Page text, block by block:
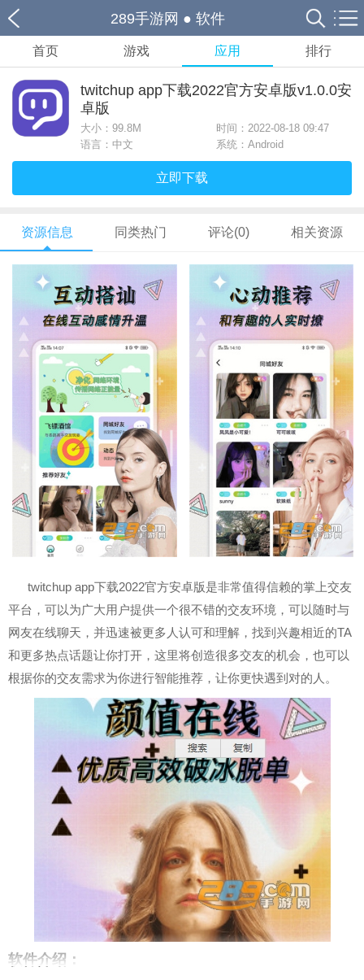
289手游网 ● 软件
首页 游戏 应用 排行
twitchup app下载2022官方安卓版v1.0.0安
卓版
大小： 99.8M
时间：2022-08-18 09:47
语言：中文
系统：Android
立即下载
资源信息 同类热门 评论(0) 相关资源
twitchup app下载2022官方安卓版是非常值得信赖的掌上交友
平台，可以为广大用户提供一个很不错的交友环境，可以随时与
网友在线聊天，并迅速被更多人认可和理解，找到兴趣相近的TA
和更多热点话题让你打开，这里将创造很多交友的机会，也可以
根据你的交友需求为你进行智能推荐，让你更快遇到对的人。
软件介绍：